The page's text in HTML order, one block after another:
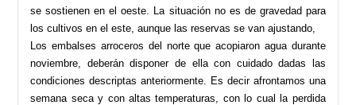
se sostienen en el oeste. La situación no es de gravedad para
los cultivos en el este, aunque las reservas se van ajustando,
Los embalses arroceros del norte que acopiaron agua durante
noviembre, deberán disponer de ella con cuidado dadas las
condiciones descriptas anteriormente. Es decir afrontamos una
semana seca y con altas temperaturas, con lo cual la perdida